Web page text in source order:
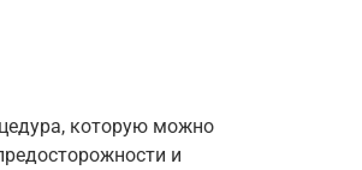
которую можно
и